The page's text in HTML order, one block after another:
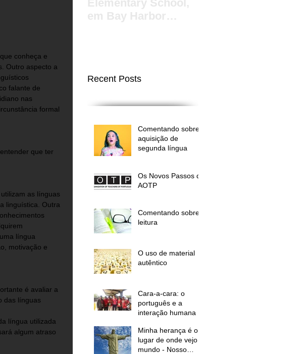
conheça e
Outro aspecto a
falante de
nas
formal
que ter
as línguas
linguística. Outra
língua
motivação e
é avaliar a
das línguas
língua utilizada
algum atraso
Recent Posts
Comentando sobre
aquisição de
segunda língua
Os Novos Passos da
AOTP
Comentando sobre
leitura
O uso de material
autêntico
Cara-a-cara: o
português e a
interação humana
Minha herança é o
lugar de onde vejo o
mundo - Nosso